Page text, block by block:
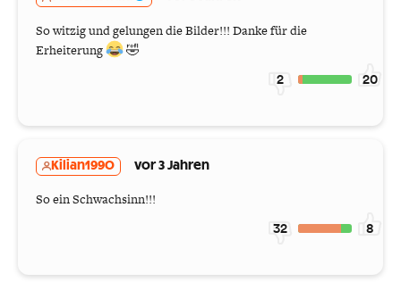
So witzig und gelungen die Bilder!!! Danke für die
Erheiterung
🤣
2 20
Kilian1990 vor 3 Jahren
So ein Schwachsinn!!!
32 8